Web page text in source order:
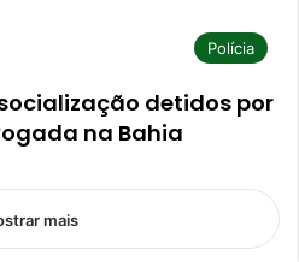
Polícia
detidos por
na Bahia
mais